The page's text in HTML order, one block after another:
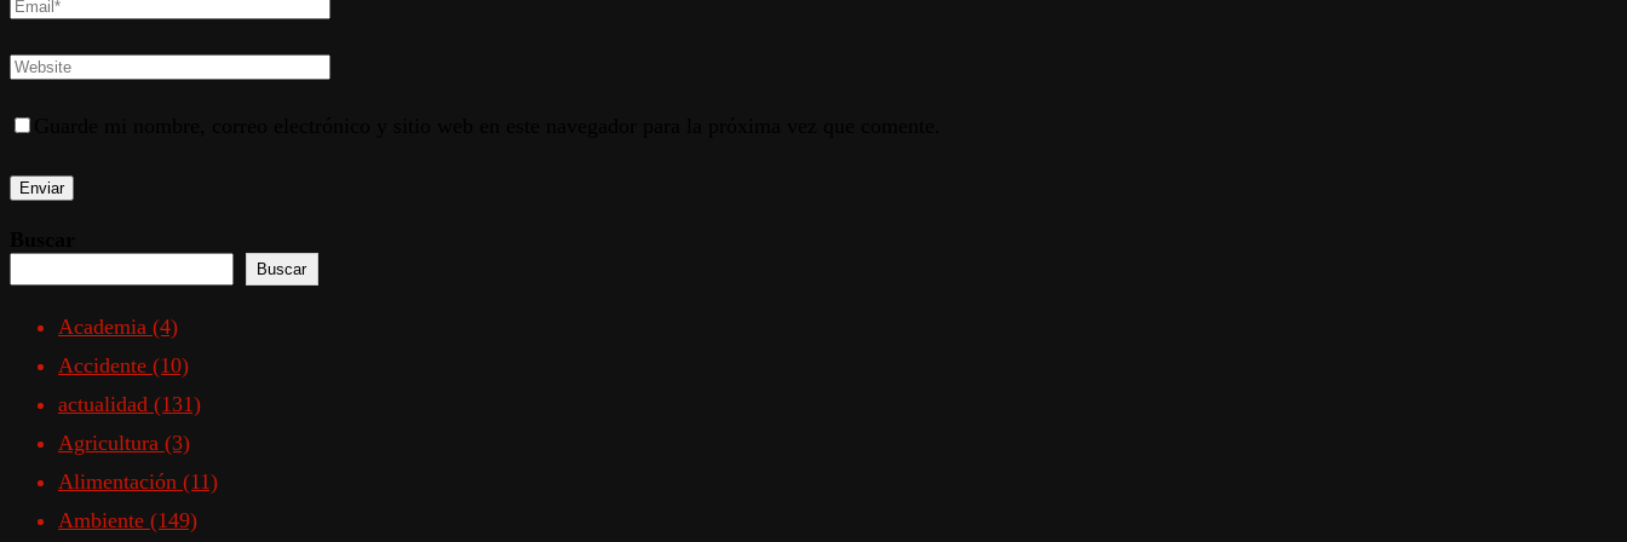
Buscar
Academia (4)
Accidente (10)
actualidad (131)
Agricultura (3)
Alimentación (11)
Ambiente (149)